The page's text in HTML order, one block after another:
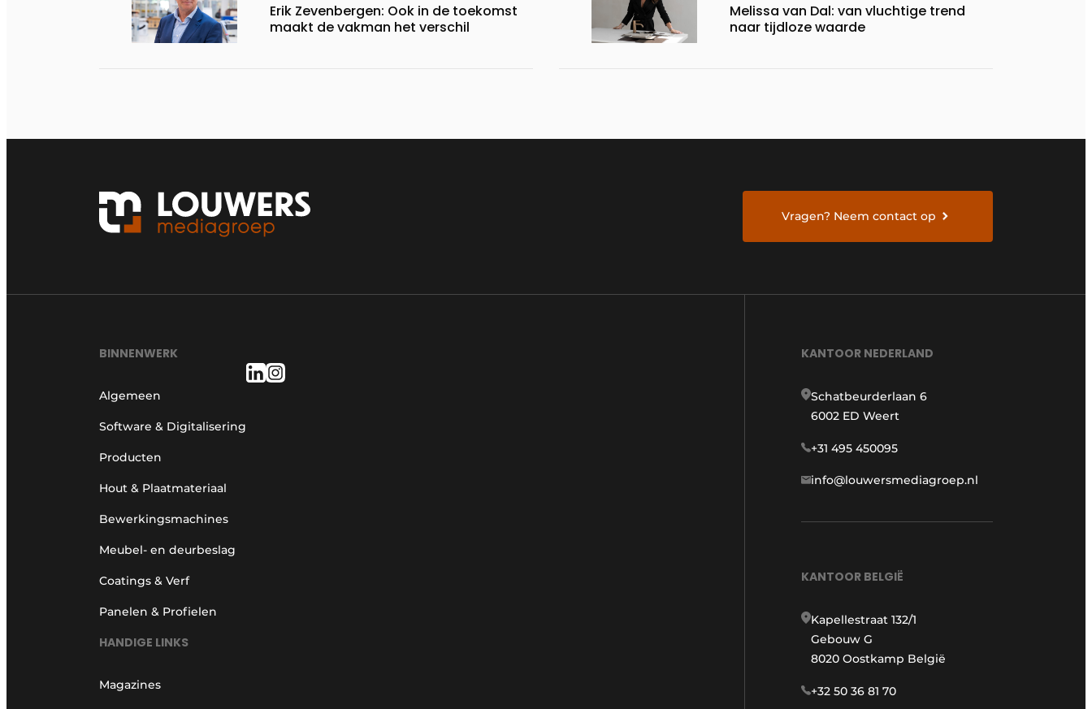
Erik Zevenbergen: Ook in de toekomst
maakt de vakman het verschil
Melissa van Dal: van vluchtige trend
naar tijdloze waarde
Vragen? Neem contact op
BINNENWERK
Algemeen
Software & Digitalisering
Producten
Hout & Plaatmateriaal
Bewerkingsmachines
Meubel- en deurbeslag
Coatings & Verf
Panelen & Profielen
HANDIGE LINKS
Magazines
KANTOOR NEDERLAND
Schatbeurderlaan 6
6002 ED Weert
+31 495 450095
info@louwersmediagroep.nl
KANTOOR BELGIË
Kapellestraat 132/1
Gebouw G
8020 Oostkamp België
+32 50 36 81 70